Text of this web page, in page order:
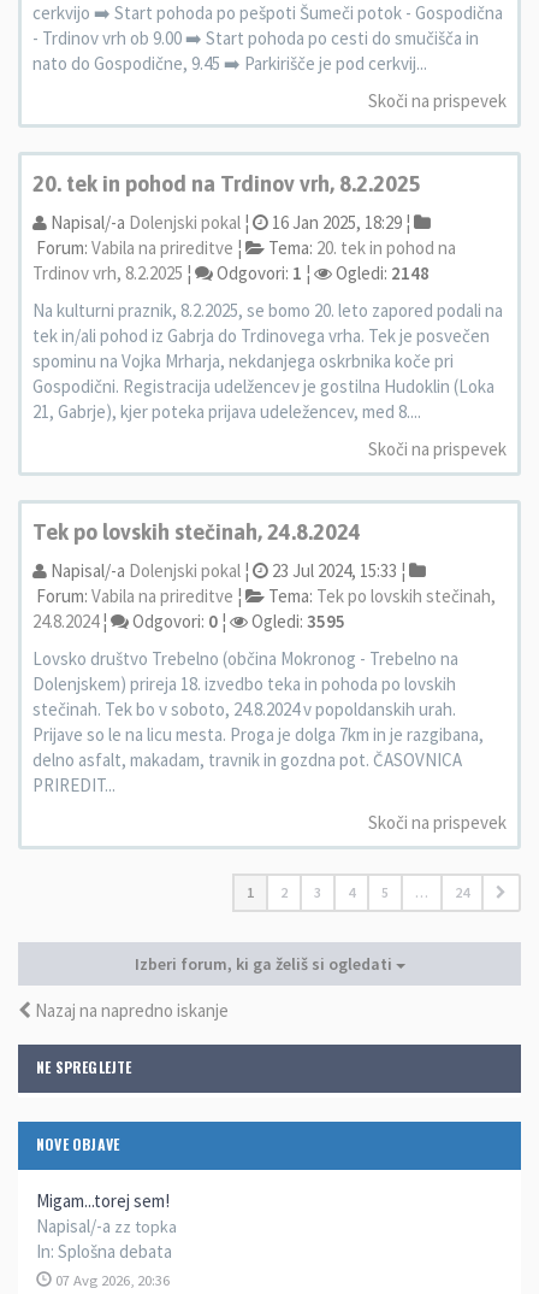
NE SPREGLEJTE
NOVE OBJAVE
Migam...torej sem!
Napisal/-a zz topka
In: Splošna debata
07 Avg 2026, 20:36
cerkvijo ➡️ Start pohoda po pešpoti Šumeči potok - Gospodična
- Trdinov vrh ob 9.00 ➡️ Start pohoda po cesti do smučišča in
nato do Gospodične, 9.45 ➡️ Parkirišče je pod cerkvij...
Skoči na prispevek
20. tek in pohod na Trdinov vrh, 8.2.2025
Napisal/-a Dolenjski pokal ¦
16 Jan 2025, 18:29 ¦
Forum: Vabila na prireditve ¦ Tema: 20. tek in pohod na
Trdinov vrh, 8.2.2025 ¦ Odgovori: 1 ¦ Ogledi: 2148
Na kulturni praznik, 8.2.2025, se bomo 20. leto zapored podali na
tek in/ali pohod iz Gabrja do Trdinovega vrha. Tek je posvečen
spominu na Vojka Mrharja, nekdanjega oskrbnika koče pri
Gospodični. Registracija udelžencev je gostilna Hudoklin (Loka
21, Gabrje), kjer poteka prijava udeležencev, med 8....
Skoči na prispevek
Tek po lovskih stečinah, 24.8.2024
Napisal/-a Dolenjski pokal ¦
23 Jul 2024, 15:33 ¦
Forum: Vabila na prireditve ¦ Tema: Tek po lovskih stečinah,
24.8.2024¦ Odgovori: 0 ¦ Ogledi: 3595
Lovsko društvo Trebelno (občina Mokronog - Trebelno na
Dolenjskem) prireja 18. izvedbo teka in pohoda po lovskih
stečinah. Tek bo v soboto, 24.8.2024 v popoldanskih urah.
Prijave so le na licu mesta. Proga je dolga 7km in je razgibana,
delno asfalt, makadam, travnik in gozdna pot. ČASOVNICA
PRIREDIT...
Skoči na prispevek
1 2 3 4 5 … 24
Izberi forum, ki ga želiš si ogledati
Nazaj na napredno iskanje